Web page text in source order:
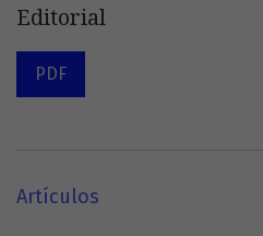
Editorial
PDF
Artículos